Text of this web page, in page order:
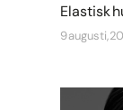
Elastisk
9 augusti,